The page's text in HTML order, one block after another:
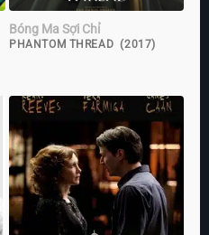
Bóng Ma Sợi Chỉ
PHANTOM THREAD (2017)